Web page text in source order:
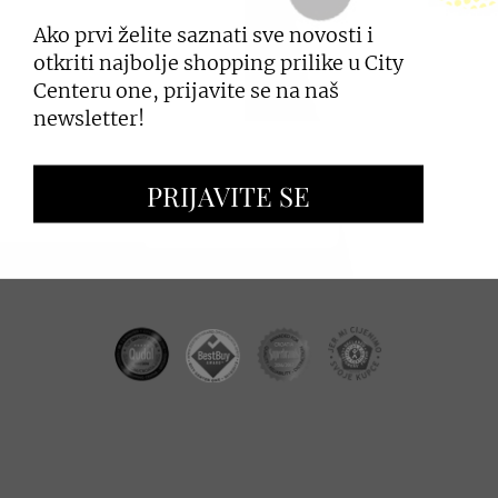
PRIJAVI SE
ZAKUP PROSTORA
OGLAŠAVANJE I PROMOCIJE
Ako prvi želite saznati sve novosti i
otkriti najbolje shopping prilike u City
Centeru one, prijavite se na naš
newsletter!
PRIJAVITE SE